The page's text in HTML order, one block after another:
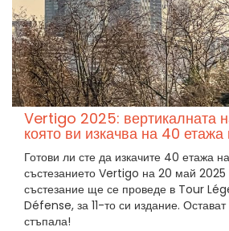
Vertigo 2025: вертикалната
която ви изкачва на 40
Готови ли сте да изкачите 40 етажа
състезанието Vertigo на 20 май 2025
състезание ще се проведе в Tour
Défense, за 11-то си издание.
стъпала!